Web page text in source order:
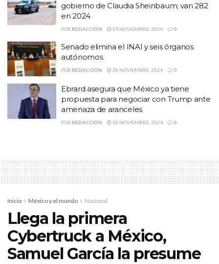
eres una gran persona y eres
menos tienen. Tu amigo”, expresó
Fox en el post.
En otra publicación, el exmandatario compartió la imagen de
su esposa Marta Sahagún sentada en el mismo sillón.
Temas: Lo Mas Destacado
Ricardo Salinas Pliego
gobierno de Claudia Sheinbaum; van 282
en 2024
POR REDACCIÓN 29 NOVIEMBRE, 2024 0
Senado elimina el INAI y seis órganos
autónomos
POR REDACCIÓN 28 NOVIEMBRE, 2024 0
Ebrard asegura que México ya tiene
propuesta para negociar con Trump ante
amenaza de aranceles
POR REDACCIÓN 28 NOVIEMBRE, 2024 0
Inicio México y el mundo Nacional
Llega la primera
Cybertruck a México,
Samuel García la presume